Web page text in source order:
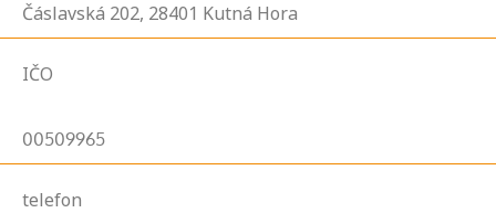
Čáslavská 202, 28401 Kutná Hora
IČO
00509965
telefon